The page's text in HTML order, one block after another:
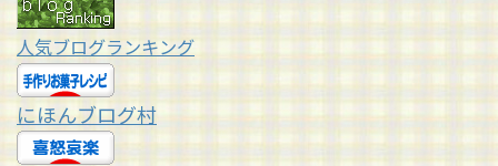
人気ブログランキング
にほんブログ村